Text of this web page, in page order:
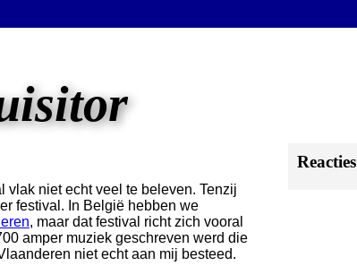
vlak niet echt veel te beleven. Tenzij
festival. In België hebben we
, maar dat festival richt zich vooral
amper muziek geschreven werd die
niet echt aan mij besteed.
Reacties